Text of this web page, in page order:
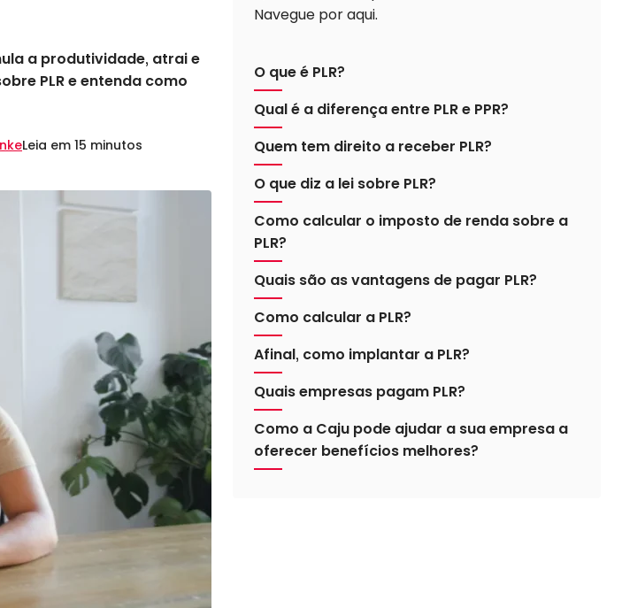
a produtividade, atrai e
PLR e entenda como
Leia em 15 minutos
Navegue por aqui.
O que é PLR?
Qual é a diferença entre PLR e PPR?
Quem tem direito a receber PLR?
O que diz a lei sobre PLR?
Como calcular o imposto de renda sobre a
PLR?
Quais são as vantagens de pagar PLR?
Como calcular a PLR?
Afinal, como implantar a PLR?
Quais empresas pagam PLR?
Como a Caju pode ajudar a sua empresa a
oferecer benefícios melhores?